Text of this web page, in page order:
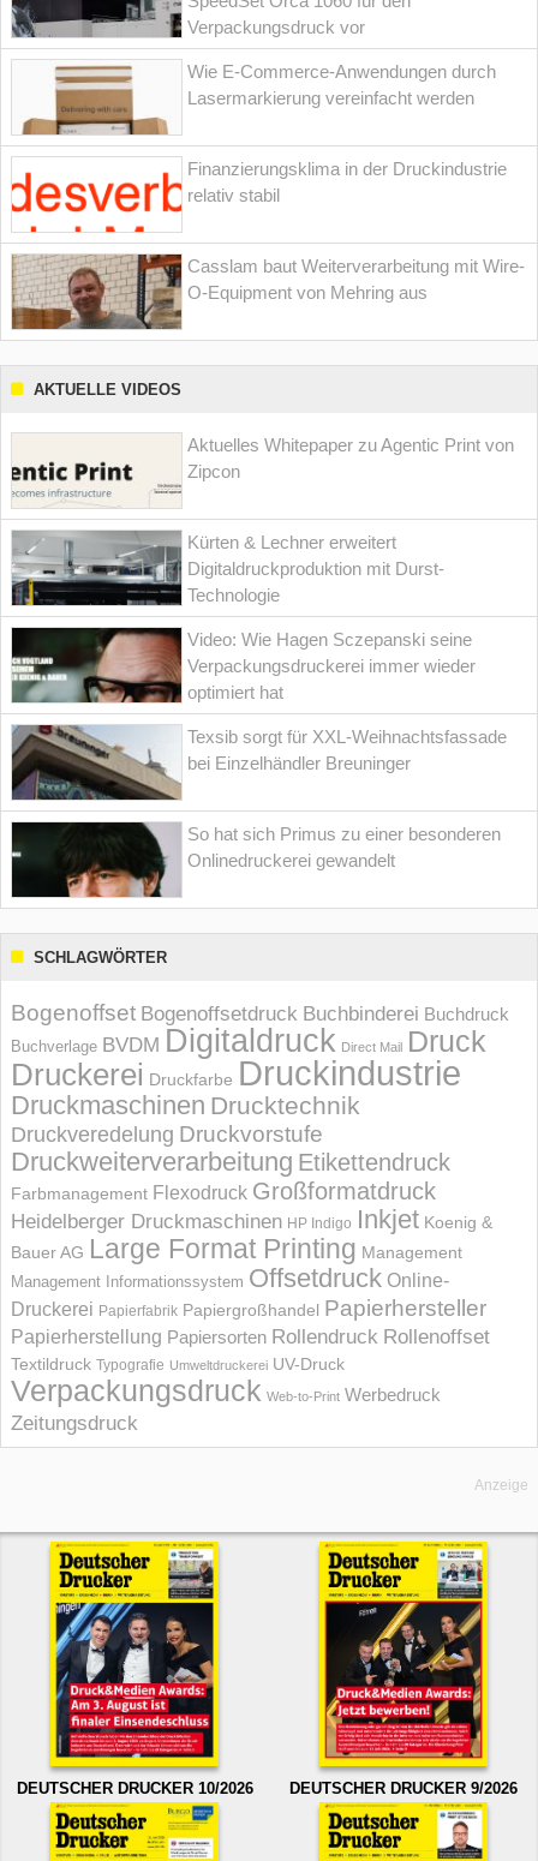
Verpackungsdruck vor
Wie E-Commerce-Anwendungen durch
Lasermarkierung vereinfacht werden
Finanzierungsklima in der Druckindustrie
relativ stabil
Casslam baut Weiterverarbeitung mit Wire-
O-Equipment von Mehring aus
AKTUELLE VIDEOS
Aktuelles Whitepaper zu Agentic Print von
Zipcon
Kürten & Lechner erweitert
Digitaldruckproduktion mit Durst-
Technologie
Video: Wie Hagen Sczepanski seine
Verpackungsdruckerei immer wieder
optimiert hat
Texsib sorgt für XXL-Weihnachtsfassade
bei Einzelhändler Breuninger
So hat sich Primus zu einer besonderen
Onlinedruckerei gewandelt
SCHLAGWÖRTER
Bogenoffset Bogenoffsetdruck Buchbinderei Buchdruck
Buchverlage BVDM Digitaldruck Direct Mail Druck
Druckerei Druckfarbe Druckindustrie
Druckmaschinen Drucktechnik
Druckveredelung Druckvorstufe
Druckweiterverarbeitung Etikettendruck
Farbmanagement Flexodruck Großformatdruck
Heidelberger Druckmaschinen HP Indigo Inkjet Koenig &
Bauer AG Large Format Printing Management
Management Informations­system Offsetdruck Online-
Druckerei Papierfabrik Papiergroßhandel Papierhersteller
Papierherstellung Papiersorten Rollendruck Rollenoffset
Textildruck Typografie Umweltdruckerei UV-Druck
Verpackungsdruck Web-to-Print Werbedruck
Zeitungsdruck
Anzeige
DEUTSCHER DRUCKER 10/2026 DEUTSCHER DRUCKER 9/2026